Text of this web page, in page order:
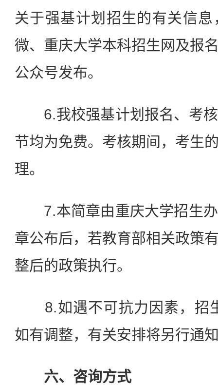
关于强基计划招生的有关信
微、重庆大学本科招生网及报
公众号发布。
6.我校强基计划报名、考核
节均为免费。考核期间，考生
理。
7.本简章由重庆大学招生办
章公布后，若教育部相关政策
整后的政策执行。
8.如遇不可抗力因素，招
如有调整，有关安排将另行通
六、咨询方式